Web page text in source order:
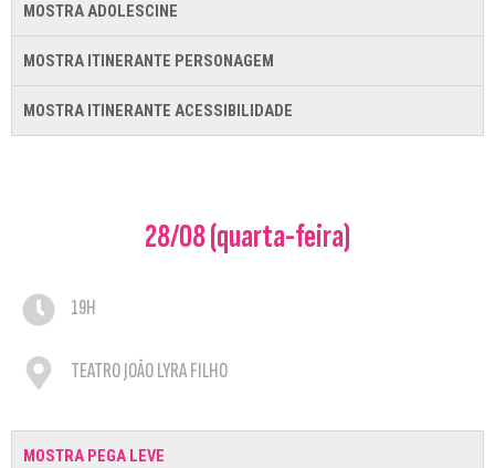
MOSTRA ADOLESCINE
MOSTRA ITINERANTE PERSONAGEM
MOSTRA ITINERANTE ACESSIBILIDADE
28/08 (quarta-feira)
19H
TEATRO JOÃO LYRA FILHO
MOSTRA PEGA LEVE